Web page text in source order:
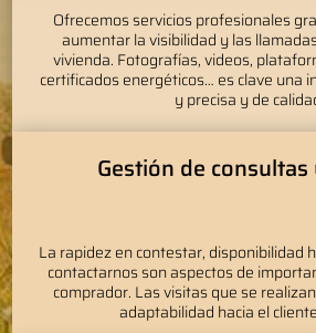
Ofrecemos servicios profesionales
aumentar la visibilidad y las
vivienda. Fotografías, videos,
certificados energéticos… es clave una
y precisa y de
Gestión de
La rapidez en contestar, disponibilidad
contactarnos son aspectos de
comprador. Las visitas que se
adaptabilidad hacia el